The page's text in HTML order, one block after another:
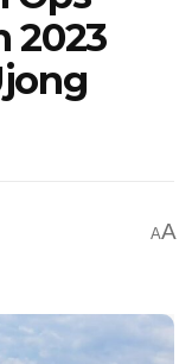
2023
AA